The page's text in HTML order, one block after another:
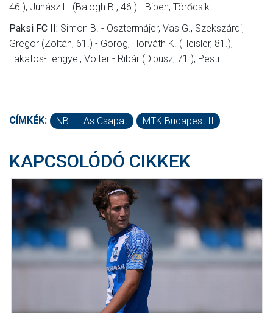
46.), Juhász L. (Balogh B., 46.) - Biben, Törőcsik
Paksi FC II: Simon B. - Osztermájer, Vas G., Szekszárdi,
Gregor (Zoltán, 61.) - Görög, Horváth K. (Heisler, 81.),
Lakatos-Lengyel, Volter - Ribár (Dibusz, 71.), Pesti
CÍMKÉK: NB III-As Csapat MTK Budapest II
KAPCSOLÓDÓ CIKKEK